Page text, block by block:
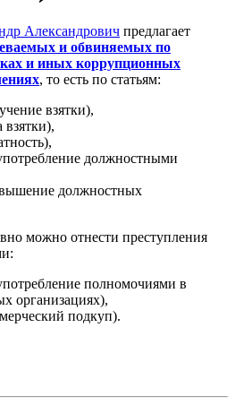
Александрович предлагает
и обвиняемых по
и иных коррупционных
, то есть по статьям:
взятки),
взятки),
должностными
должностных
можно отнести преступления
полномочиями в
организациях),
подкуп).